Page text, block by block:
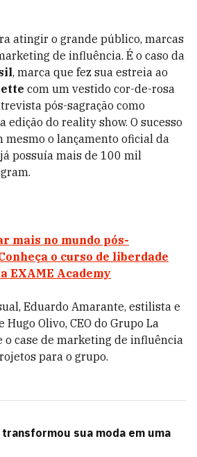
atingir o grande público, marcas
de influência. É o caso da
, marca que fez sua estreia ao
com um vestido cor-de-rosa
pós-sagração como
edição do reality show. O sucesso
mesmo o lançamento oficial da
possuía mais de 100 mil
mais no mundo pós-
o curso de liberdade
EXAME Academy
Eduardo Amarante, estilista e
Hugo Olivo, CEO do Grupo La
o case de marketing de influência
para o grupo.
transformou sua moda em uma